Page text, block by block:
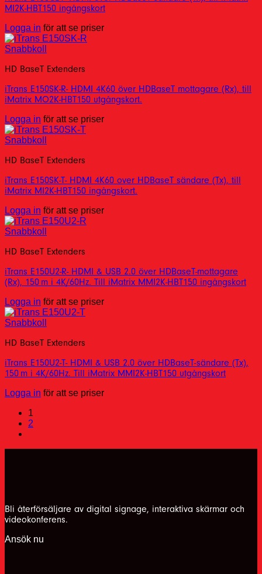
MI2K-HBT150 ingångskort
Logga in för att se priser
Snabbkoll
HD BaseT Extenders
iTrans E150SK-R- HDMI 4K60 över HDBaseT mottagare (Rx), till
iMatrix MO2K-HBT150 utgångskort.
Logga in för att se priser
Snabbkoll
HD BaseT Extenders
iTrans E150SK-T- HDMI 4K60 over HDBaseT sändare (Tx), till
iMatrix MI2K-HBT150 ingångskort.
Logga in för att se priser
Snabbkoll
HD BaseT Extenders
iTrans E150U2-R- HDMI & USB 2.0 över HDBaseT-mottagare
(Rx), 150 m i 4K/60Hz. Till iMatrix MMI2K-HBT150 ingångskort
Logga in för att se priser
Snabbkoll
HD BaseT Extenders
iTrans E150U2-T- HDMI & USB 2.0 över HDBaseT-sändare (Tx),
150 m i 4K/60Hz. Till iMatrix MMI2K-HBT150 utgångskort
Logga in för att se priser
1
2
Bli återförsäljare av digital signage, interaktiva skärmar och
videokonferens.
Ansök nu